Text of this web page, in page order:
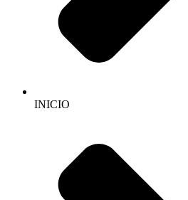
INICIO